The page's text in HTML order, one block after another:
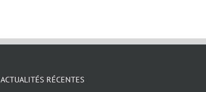
ACTUALITÉS RÉCENTES